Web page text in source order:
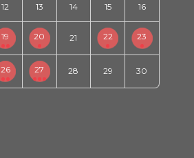
12 13 14 15 16
19 20 21 22 23
26 27 28 29 30